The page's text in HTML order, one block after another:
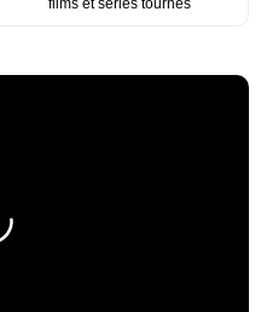
films et séries tournés